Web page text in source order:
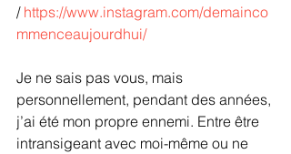
/ https://www.instagram.com/demainco
mmenceaujourdhui/
Je ne sais pas vous, mais
personnellement, pendant des années,
j’ai été mon propre ennemi. Entre être
intransigeant avec moi-même ou ne